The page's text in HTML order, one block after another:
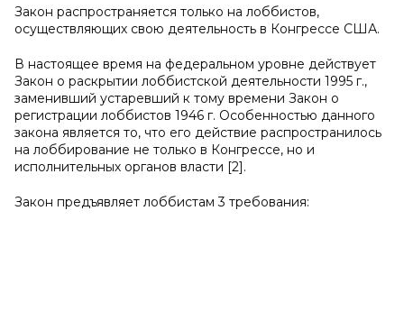
Закон распространяется только на лоббистов,
осуществляющих свою деятельность в Конгрессе США.
В настоящее время на федеральном уровне действует
Закон о раскрытии лоббистской деятельности 1995 г.,
заменивший устаревший к тому времени Закон о
регистрации лоббистов 1946 г. Особенностью данного
закона является то, что его действие распространилось
на лоббирование не только в Конгрессе, но и
исполнительных органов власти [2].
Закон предъявляет лоббистам 3 требования: